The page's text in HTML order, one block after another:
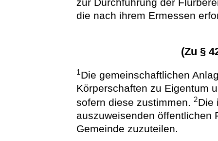
zur Durchführung der
die nach ihrem Ermessen
(Zu §
1Die gemeinschaftlichen
Körperschaften zu Eigentum
sofern diese zustimmen.2Die
auszuweisenden öffentlichen
Gemeinde zuzuteilen.